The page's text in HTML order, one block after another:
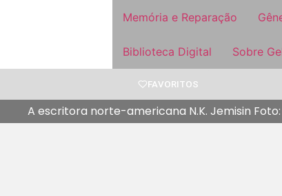
Memória e Reparação
Biblioteca Digital Sobre
FAVORITOS
A escritora norte-americana N.K. Jemisin